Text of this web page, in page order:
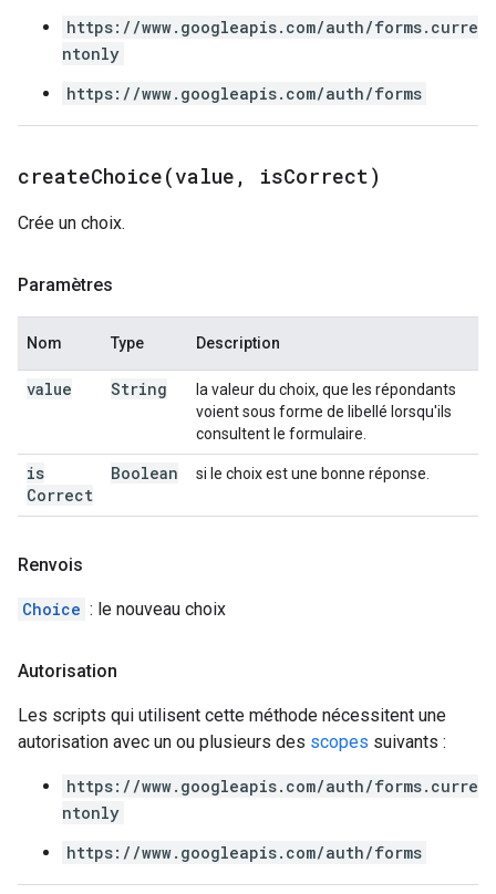
https://www.googleapis.com/auth/forms.curre
ntonly
https://www.googleapis.com/auth/forms
createChoice(value , isCorrect)
Crée un choix.
Paramètres
Nom Type Description
value String
la valeur du choix, que les répondants
voient sous forme de libellé lorsqu'ils
consultent le formulaire.
is
Correct
Boolean si le choix est une bonne réponse.
Renvois
Choice : le nouveau choix
Autorisation
Les scripts qui utilisent cette méthode nécessitent une
autorisation avec un ou plusieurs des scopes suivants :
https://www.googleapis.com/auth/forms.curre
ntonly
https://www.googleapis.com/auth/forms